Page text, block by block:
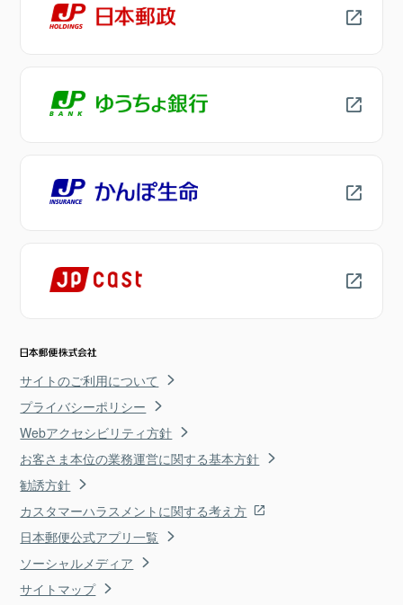
サイトのご利用について
プライバシーポリシー
Webアクセシビリティ方針
お客さま本位の業務運営に関する基本方針
勧誘方針
カスタマーハラスメントに関する考え方
日本郵便公式アプリ一覧
ソーシャルメディア
サイトマップ